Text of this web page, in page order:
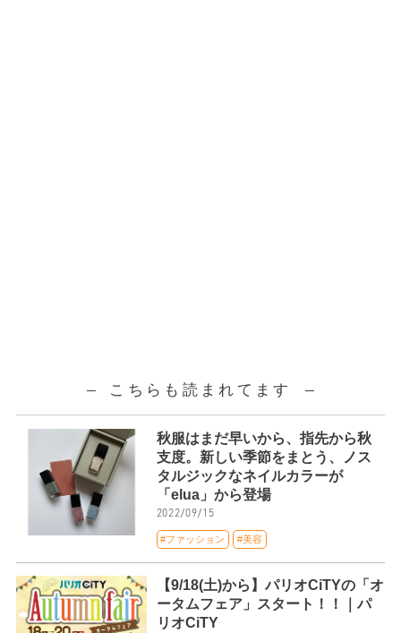
こちらも読まれてます
秋服はまだ早いから、指先から秋
支度。新しい季節をまとう、ノス
タルジックなネイルカラーが
「elua」から登場
2022/09/15
#ファッション #美容
【9/18(土)から】パリオCiTYの「オ
ータムフェア」スタート！！｜パ
リオCiTY